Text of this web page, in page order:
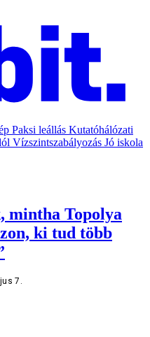
Paksi leállás Kutatóhálózati
Vízszintszabályozás Jó iskola
mintha Topolya
ki tud több
7.